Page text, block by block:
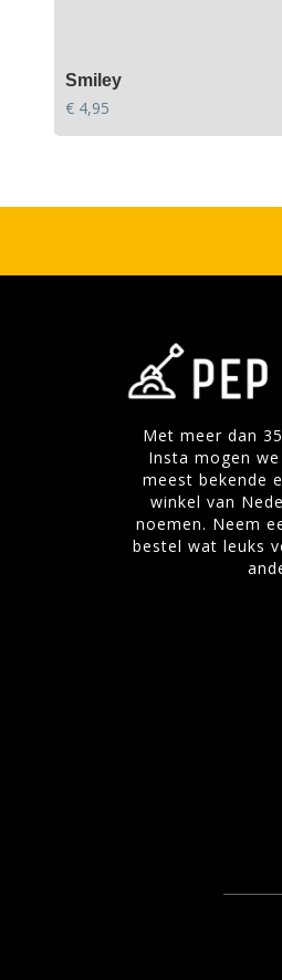
Smiley
€4,95
Met meer dan
Insta mogen
meest bekende
winkel van
noemen. Neem
bestel wat leuks